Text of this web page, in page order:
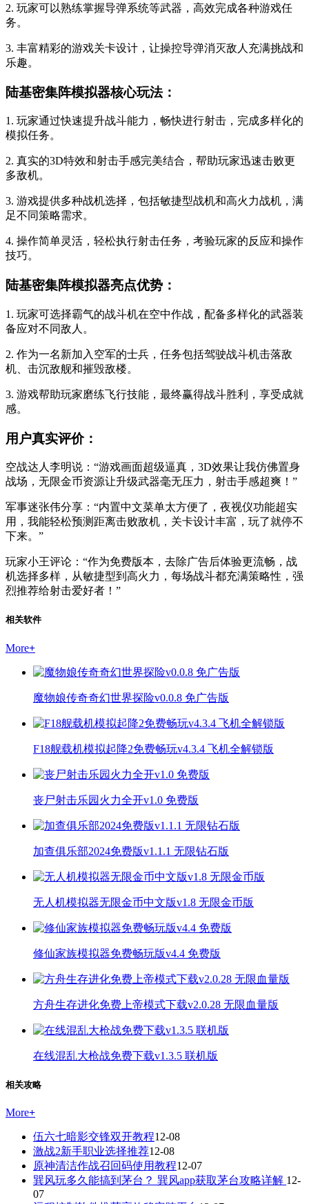
2. 玩家可以熟练掌握导弹系统等武器，高效完成各种游戏任
务。
3. 丰富精彩的游戏关卡设计，让操控导弹消灭敌人充满挑战和
乐趣。
陆基密集阵模拟器核心玩法：
1. 玩家通过快速提升战斗能力，畅快进行射击，完成多样化的
模拟任务。
2. 真实的3D特效和射击手感完美结合，帮助玩家迅速击败更
多敌机。
3. 游戏提供多种战机选择，包括敏捷型战机和高火力战机，满
足不同策略需求。
4. 操作简单灵活，轻松执行射击任务，考验玩家的反应和操作
技巧。
陆基密集阵模拟器亮点优势：
1. 玩家可选择霸气的战斗机在空中作战，配备多样化的武器装
备应对不同敌人。
2. 作为一名新加入空军的士兵，任务包括驾驶战斗机击落敌
机、击沉敌舰和摧毁敌楼。
3. 游戏帮助玩家磨练飞行技能，最终赢得战斗胜利，享受成就
感。
用户真实评价：
空战达人李明说：“游戏画面超级逼真，3D效果让我仿佛置身
战场，无限金币资源让升级武器毫无压力，射击手感超爽！”
军事迷张伟分享：“内置中文菜单太方便了，夜视仪功能超实
用，我能轻松预测距离击败敌机，关卡设计丰富，玩了就停不
下来。”
玩家小王评论：“作为免费版本，去除广告后体验更流畅，战
机选择多样，从敏捷型到高火力，每场战斗都充满策略性，强
烈推荐给射击爱好者！”
相关软件
More+
魔物娘传奇奇幻世界探险v0.0.8 免广告版
F18舰载机模拟起降2免费畅玩v4.3.4 飞机全解锁版
丧尸射击乐园火力全开v1.0 免费版
加查俱乐部2024免费版v1.1.1 无限钻石版
无人机模拟器无限金币中文版v1.8 无限金币版
修仙家族模拟器免费畅玩版v4.4 免费版
方舟生存进化免费上帝模式下载v2.0.28 无限血量版
在线混乱大枪战免费下载v1.3.5 联机版
相关攻略
More+
伍六七暗影交锋双开教程12-08
激战2新手职业选择推荐12-08
原神清洁作战召回码使用教程12-07
巽风玩多久能搞到茅台？ 巽风app获取茅台攻略详解 12-
07